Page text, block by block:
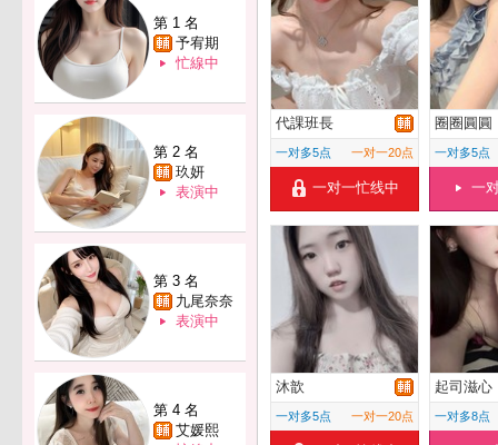
第 1 名
予宥期
忙線中
第 2 名
玖妍
表演中
第 3 名
九尾奈奈
表演中
第 4 名
艾媛熙
代課班長
一对多5点 一对一20点
一对一忙线中
圈圈圓圓
一对多5点
一
沐歆
一对多5点 一对一20点
起司滋心
一对多8点